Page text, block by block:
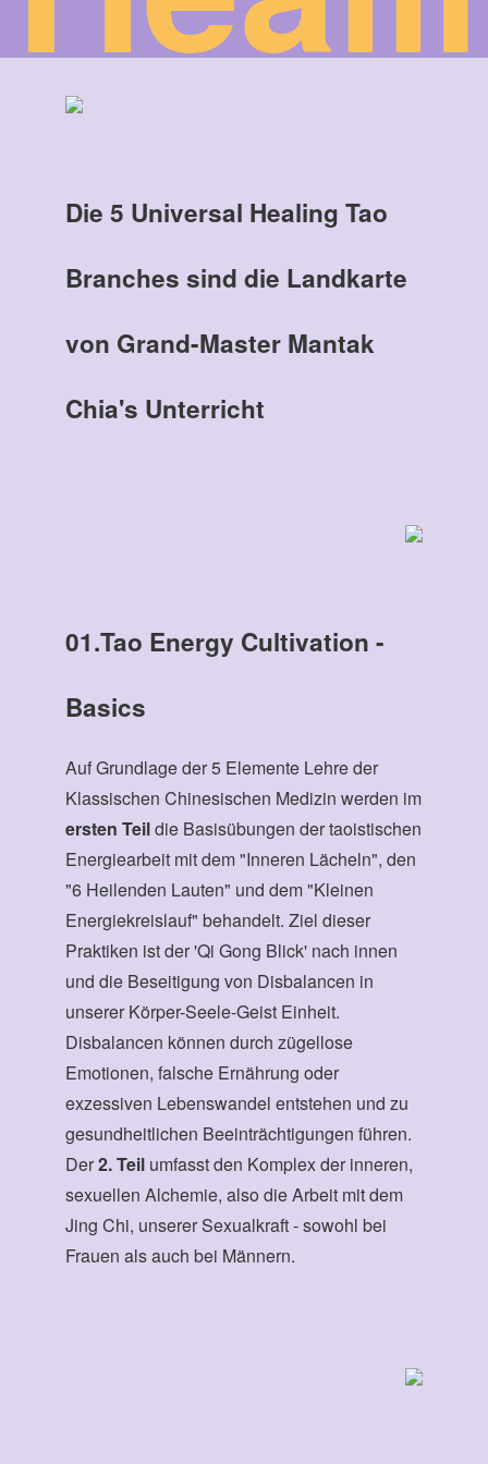
Die 5 Universal Healing Tao
Branches sind die Landkarte
von Grand-Master Mantak
Chia's Unterricht
01.Tao Energy Cultivation -
Basics
Auf Grundlage der 5 Elemente Lehre der
Klassischen Chinesischen Medizin werden im
ersten Teildie Basisübungen der taoistischen
Energiearbeit mit dem "Inneren Lächeln", den
"6 Heilenden Lauten" und dem "Kleinen
Energiekreislauf" behandelt. Ziel dieser
Praktiken ist der 'Qi Gong Blick' nach innen
und die Beseitigung von Disbalancen in
unserer Körper-Seele-Geist Einheit.
Disbalancen können durch zügellose
Emotionen, falsche Ernährung oder
exzessiven Lebenswandel entstehen und zu
gesundheitlichen Beeinträchtigungen führen.
Der2. Teil umfasst den Komplex der inneren,
sexuellen Alchemie, also die Arbeit mit dem
Jing Chi, unserer Sexualkraft - sowohl bei
Frauen als auch bei Männern.